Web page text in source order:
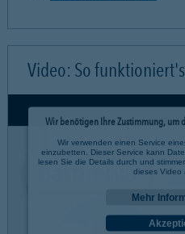
Video: So funktioniert's
Wir benötigen Ihre Zustimmung, um
Wir verwenden einen Service
einzubetten. Dieser Service kann
lesen Sie die Details durch und
dieses Video
Mehr